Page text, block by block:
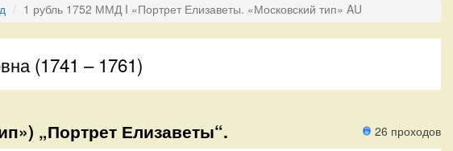
1 рубль 1752 ММД I «Портрет Елизаветы. «Московский тип» AU
(1741 – 1761)
26 проходов
„Портрет Елизаветы“.